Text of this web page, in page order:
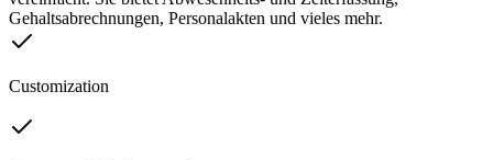
Gehaltsabrechnungen, Personalakten und vieles mehr.
Customization